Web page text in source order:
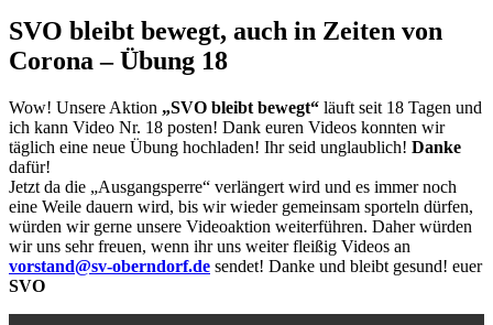
SVO bleibt bewegt, auch in Zeiten von
Corona – Übung 18
Wow! Unsere Aktion „SVO bleibt bewegt“ läuft seit 18 Tagen und
ich kann Video Nr. 18 posten! Dank euren Videos konnten wir
täglich eine neue Übung hochladen! Ihr seid unglaublich! Danke
dafür!
Jetzt da die „Ausgangsperre“ verlängert wird und es immer noch
eine Weile dauern wird, bis wir wieder gemeinsam sporteln dürfen,
würden wir gerne unsere Videoaktion weiterführen. Daher würden
wir uns sehr freuen, wenn ihr uns weiter fleißig Videos an
vorstand@sv-oberndorf.de sendet! Danke und bleibt gesund! euer
SVO